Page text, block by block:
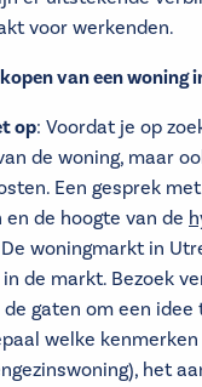
voor werkenden.
van een woning
op: Voordat je op
de woning, maar
Een gesprek
de hoogte van de
woningmarkt in
de markt. Bezoek
gaten om een
welke
het